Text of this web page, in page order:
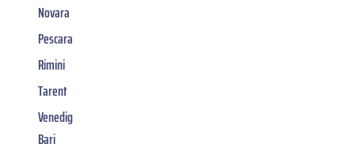
Novara
Pescara
Rimini
Tarent
Venedig
Bari